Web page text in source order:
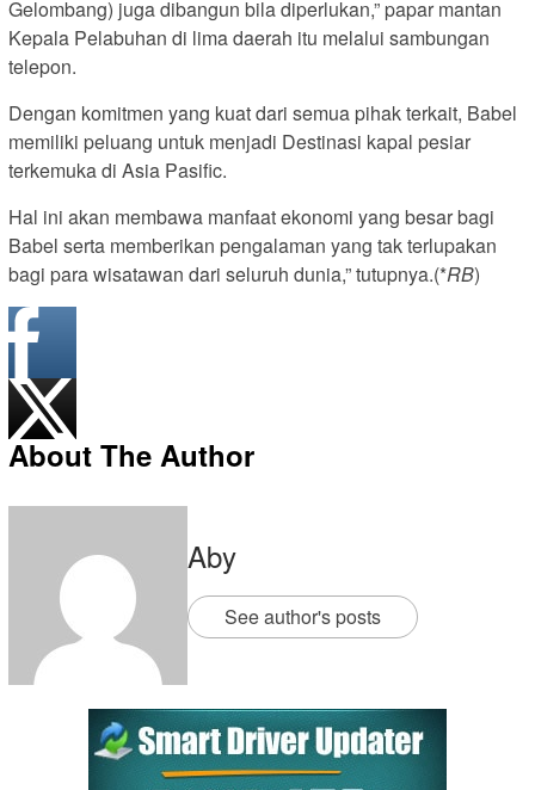
Gelombang) juga dibangun bila diperlukan,” papar mantan
Kepala Pelabuhan di lima daerah itu melalui sambungan
telepon.
Dengan komitmen yang kuat dari semua pihak terkait, Babel
memiliki peluang untuk menjadi Destinasi kapal pesiar
terkemuka di Asia Pasific.
Hal ini akan membawa manfaat ekonomi yang besar bagi
Babel serta memberikan pengalaman yang tak terlupakan
bagi para wisatawan dari seluruh dunia,” tutupnya.(*RB)
About The Author
Aby
See author's posts